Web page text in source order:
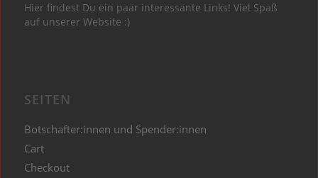
Hier findest Du ein paar interessante Links! Viel Spaß
auf unserer Website :)
SEITEN
Botschafter:innen und Spender:innen
Cart
Checkout